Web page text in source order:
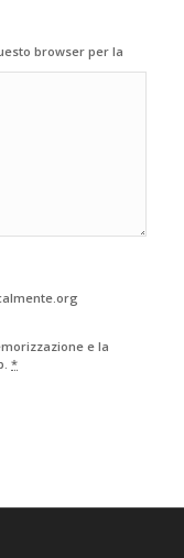
browser per la
e la
*